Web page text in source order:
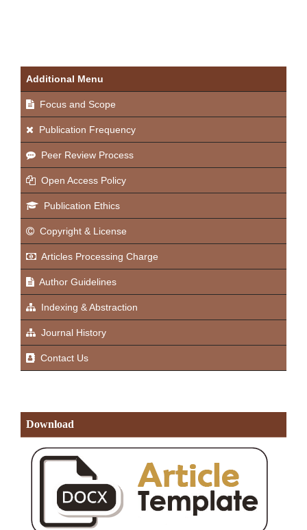
Additional Menu
Focus and Scope
Publication Frequency
Peer Review Process
Open Access Policy
Publication Ethics
Copyright & License
Articles Processing Charge
Author Guidelines
Indexing & Abstraction
Journal History
Contact Us
Download